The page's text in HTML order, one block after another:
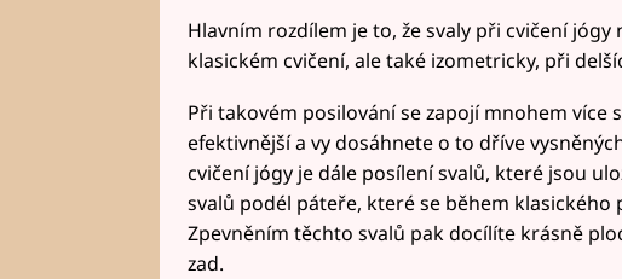
Hlavním rozdílem je to, že svaly při cvičení
klasickém cvičení, ale také izometricky, při
Při takovém posilování se zapojí mnohem více
efektivnější a vy dosáhnete o to dříve
cvičení jógy je dále posílení svalů, které jsou
svalů podél páteře, které se během klasického
Zpevněním těchto svalů pak docílíte krásně
zad.